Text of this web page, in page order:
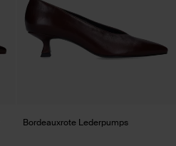
Bordeauxrote Lederpumps